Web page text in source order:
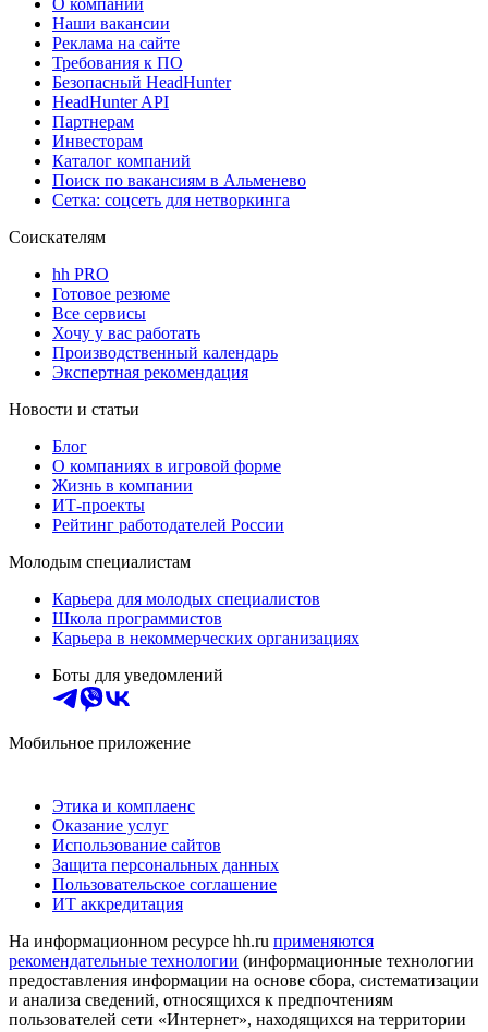
Наши вакансии
Реклама на сайте
Требования к ПО
Безопасный HeadHunter
HeadHunter API
Партнерам
Инвесторам
Каталог компаний
Поиск по вакансиям в Альменево
Сетка: соцсеть для нетворкинга
Соискателям
hh PRO
Готовое резюме
Все сервисы
Хочу у вас работать
Производственный календарь
Экспертная рекомендация
Новости и статьи
Блог
О компаниях в игровой форме
Жизнь в компании
ИТ-проекты
Рейтинг работодателей России
Молодым специалистам
Карьера для молодых специалистов
Школа программистов
Карьера в некоммерческих организациях
Боты для уведомлений
Мобильное приложение
Этика и комплаенс
Оказание услуг
Использование сайтов
Защита персональных данных
Пользовательское соглашение
ИТ аккредитация
На информационном ресурсе hh.ru применяются
рекомендательные технологии (информационные технологии
предоставления информации на основе сбора, систематизации
и анализа сведений, относящихся к предпочтениям
пользователей сети «Интернет», находящихся на территории